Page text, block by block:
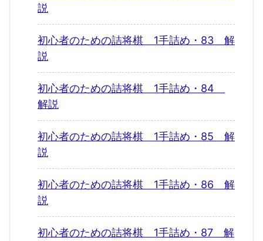
説
初心者のための詰将棋 1手詰め・83 解
説
初心者のための詰将棋 1手詰め・84
解説
初心者のための詰将棋 1手詰め・85 解
説
初心者のための詰将棋 1手詰め・86 解
説
初心者のための詰将棋 1手詰め・87 解